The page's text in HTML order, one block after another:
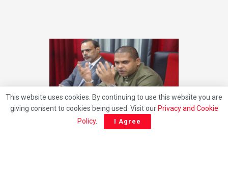
This website uses cookies. By continuing to use this website you are
giving consent to cookies being used. Visit our Privacy and Cookie
Policy. I Agree